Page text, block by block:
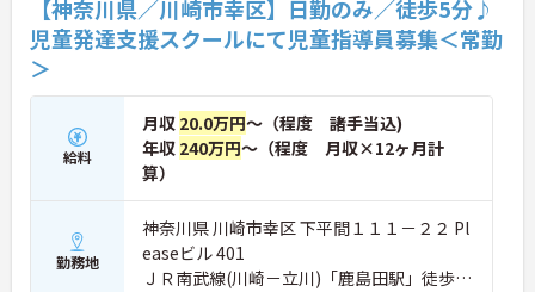
【神奈川県／川崎市幸区】日勤のみ／徒歩5分♪
児童発達支援スクールにて児童指導員募集＜常勤
＞
給料
月収 20.0万円～（程度 諸手当込)
年収 240万円～（程度 月収×12ヶ月計
算）
勤務地
神奈川県 川崎市幸区 下平間１１１－２２ Pl
easeビル 401
ＪＲ南武線(川崎－立川)「鹿島田駅」徒歩5